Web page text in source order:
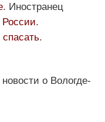
. Иностранец
.
.
новости о Вологде-